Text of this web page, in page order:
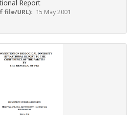
Report
file/URL) 15 May 2001